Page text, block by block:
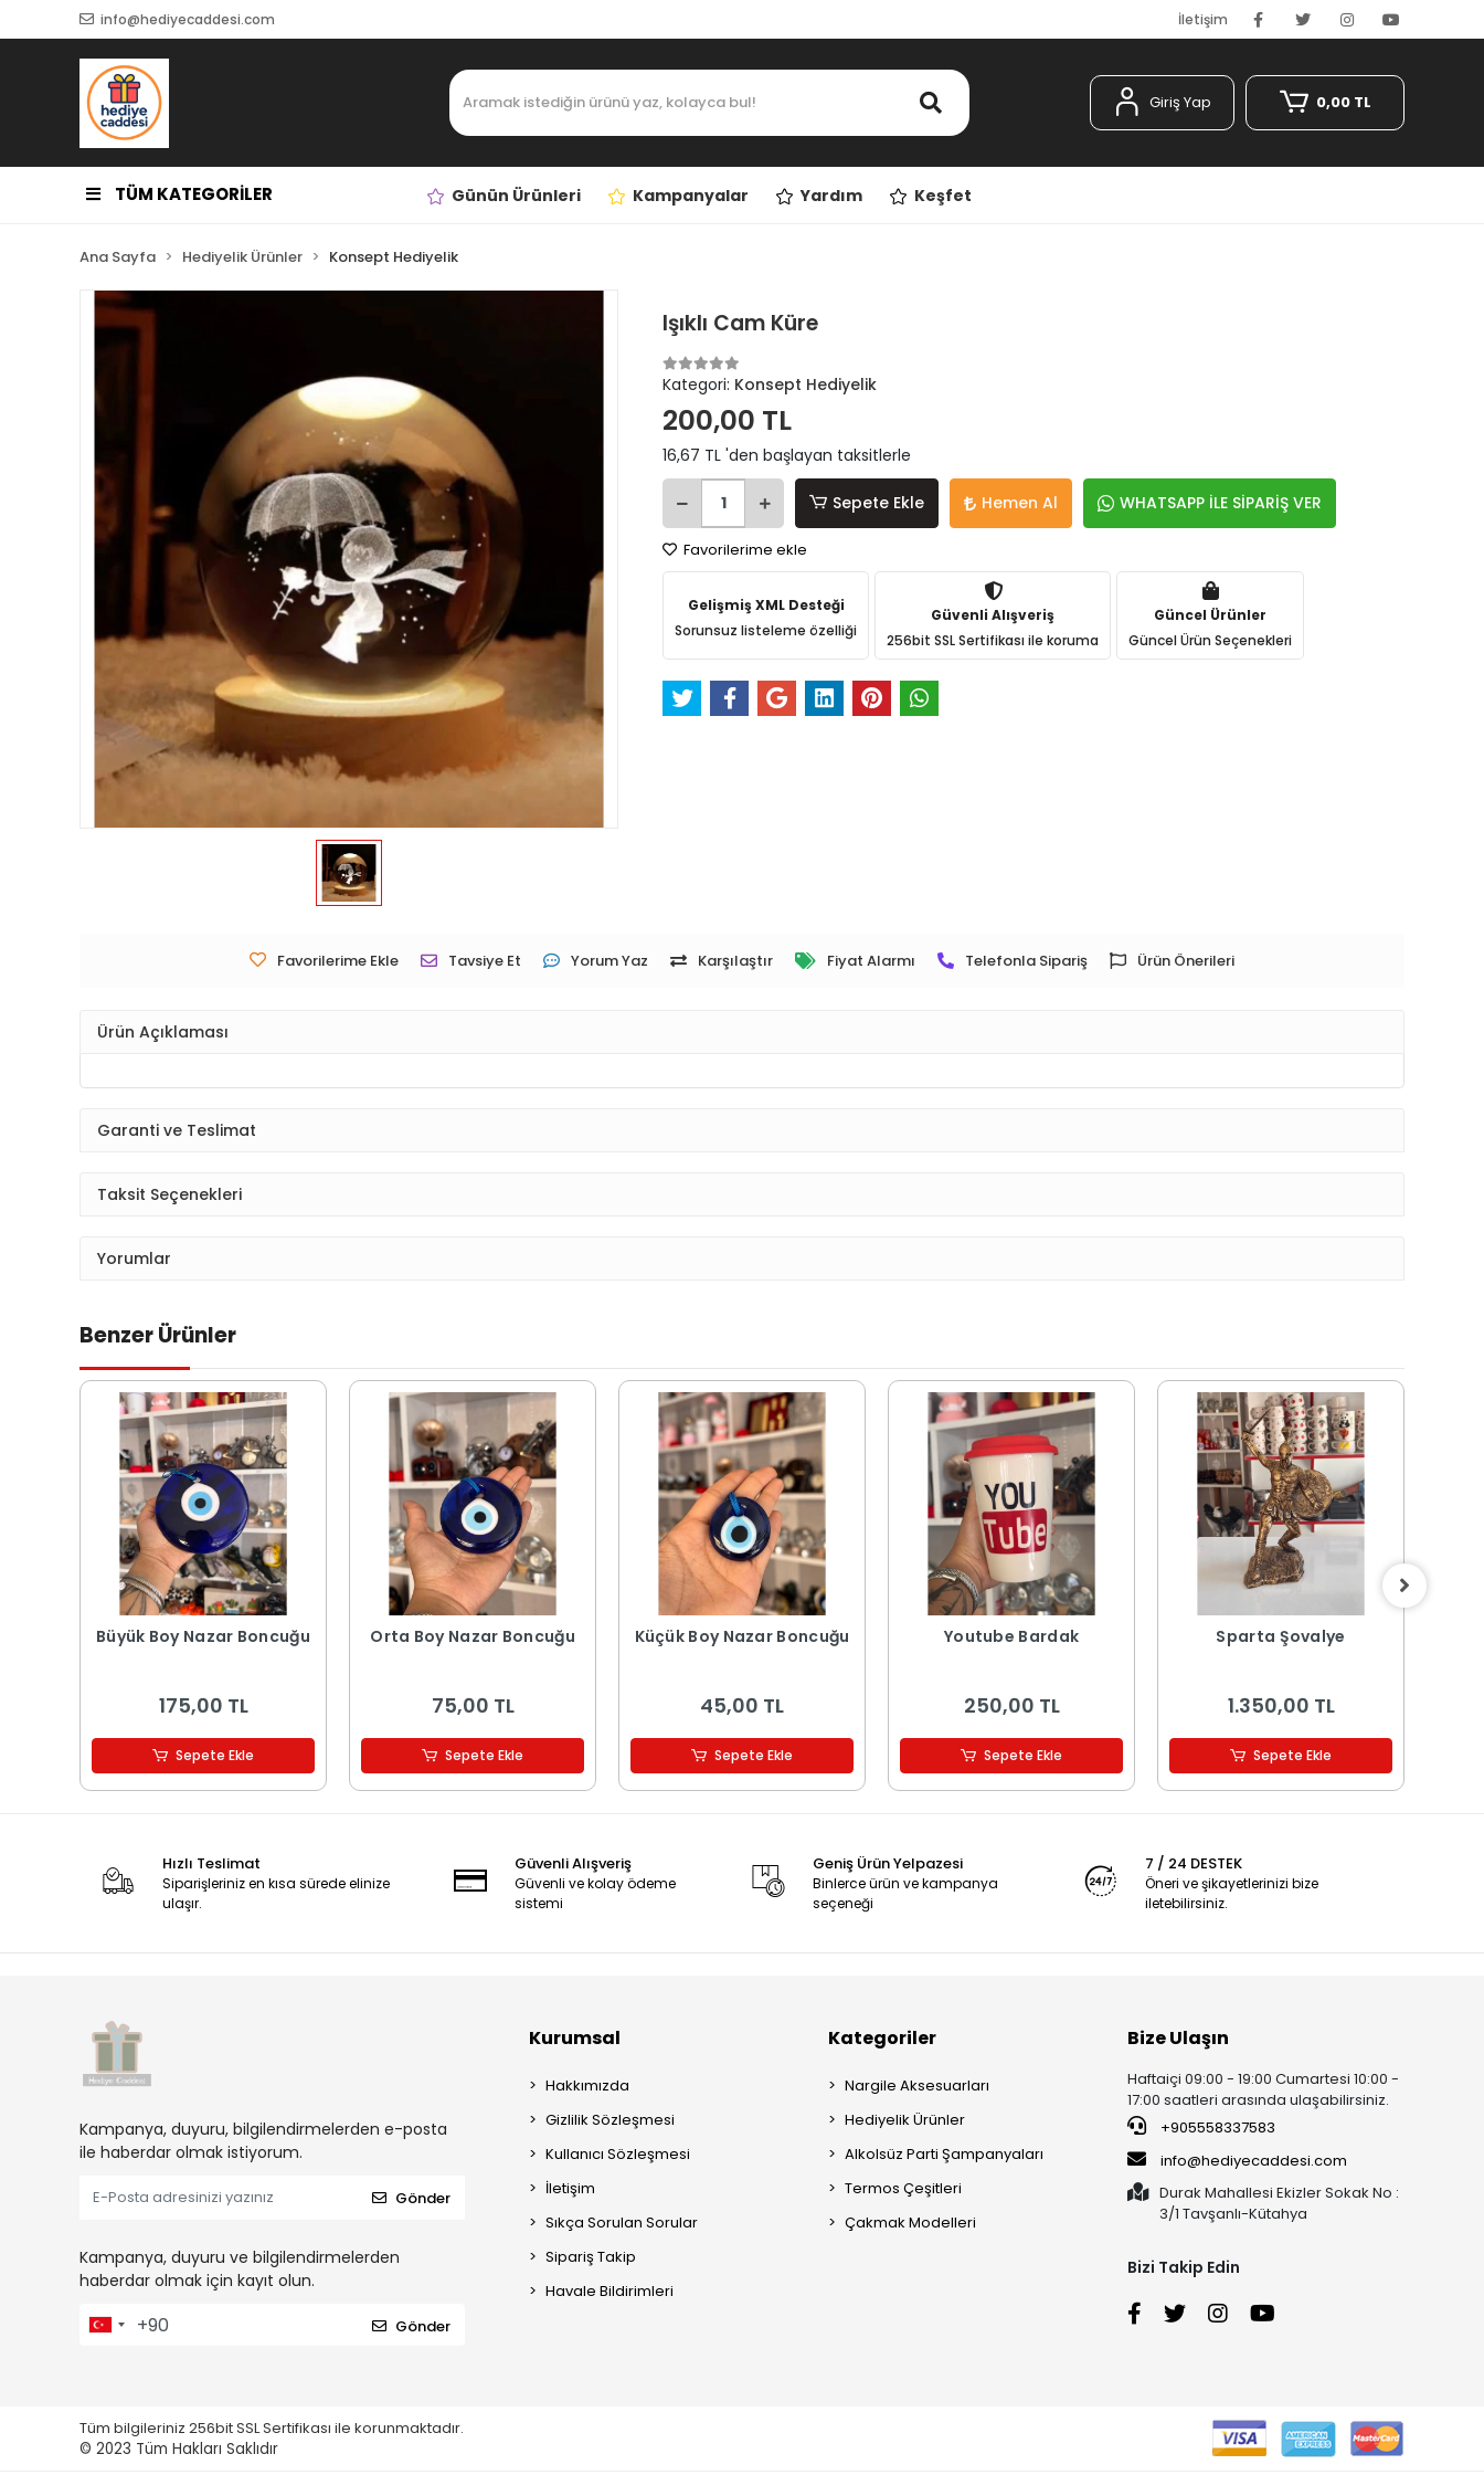
info@hediyecaddesi.com İletişim
Giriş Yap 0,00 TL
TÜM KATEGORİLER Günün Ürünleri Kampanyalar Yardım Keşfet
Ana Sayfa Hediyelik Ürünler Konsept Hediyelik
Işıklı Cam Küre
Kategori: Konsept Hediyelik
200,00 TL
16,67 TL 'den başlayan taksitlerle
Sepete Ekle Hemen Al WHATSAPP İLE SİPARİŞ VER
Favorilerime ekle
Gelişmiş XML Desteği
Sorunsuz listeleme özelliği
Güvenli Alışveriş
256bit SSL Sertifikası ile koruma
Güncel Ürünler
Güncel Ürün Seçenekleri
Favorilerime Ekle Tavsiye Et Yorum Yaz Karşılaştır Fiyat Alarmı Telefonla Sipariş Ürün Önerileri
Ürün Açıklaması
Garanti ve Teslimat
Taksit Seçenekleri
Yorumlar
Benzer Ürünler
Büyük Boy Nazar Boncuğu
175,00 TL
Sepete Ekle
Orta Boy Nazar Boncuğu
75,00 TL
Sepete Ekle
Küçük Boy Nazar Boncuğu
45,00 TL
Sepete Ekle
Youtube Bardak
250,00 TL
Sepete Ekle
Sparta Şovalye
1.350,00 TL
Sepete Ekle
Hızlı Teslimat
Siparişleriniz en kısa sürede elinize
ulaşır.
Güvenli Alışveriş
Güvenli ve kolay ödeme
sistemi
Geniş Ürün Yelpazesi
Binlerce ürün ve kampanya
seçeneği
7 / 24 DESTEK
Öneri ve şikayetlerinizi bize
iletebilirsiniz.
Kampanya, duyuru, bilgilendirmelerden e-posta
ile haberdar olmak istiyorum.
Gönder
Kampanya, duyuru ve bilgilendirmelerden
haberdar olmak için kayıt olun.
Gönder
Kurumsal
Hakkımızda
Gizlilik Sözleşmesi
Kullanıcı Sözleşmesi
İletişim
Sıkça Sorulan Sorular
Sipariş Takip
Havale Bildirimleri
Kategoriler
Nargile Aksesuarları
Hediyelik Ürünler
Alkolsüz Parti Şampanyaları
Termos Çeşitleri
Çakmak Modelleri
Bize Ulaşın
Haftaiçi 09:00 - 19:00 Cumartesi 10:00 -
17:00 saatleri arasında ulaşabilirsiniz.
+905558337583
info@hediyecaddesi.com
Durak Mahallesi Ekizler Sokak No :
3/1 Tavşanlı-Kütahya
Bizi Takip Edin
Tüm bilgileriniz 256bit SSL Sertifikası ile korunmaktadır.
© 2023 Tüm Hakları Saklıdır